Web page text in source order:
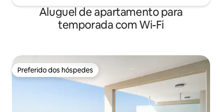
Aluguel de apartamento para
temporada com Wi-Fi
Preferido dos hóspedes
Preferido dos hóspedes